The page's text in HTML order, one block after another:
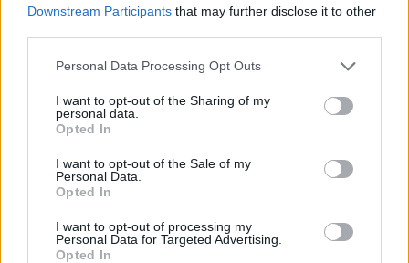
Downstream Participants that may further disclose it to other
Personal Data Processing Opt Outs
I want to opt-out of the Sharing of my
personal data.
Opted In
I want to opt-out of the Sale of my
Personal Data.
Opted In
I want to opt-out of processing my
Personal Data for Targeted Advertising.
Opted In
„Furt ve střehu.“ Manažer přírody Vilém Jurek o
26.11.2025 | PRAHA (Ekolist.cz)
Vilém Jurek je krajinný ekolog,
který zasvětil svůj profesní
končící projekt LIFE South
Moravia, jehož cílem byla obnova stepních biotopů na jižní
Moravě. Mluví o významu pastvy, invazních druzích, složitých
diplomatických jednáních s vlastníky i o tom, proč je důležité
vydržet – i když výsledky nejsou vidět hned. A také o tom, co ho k
přírodě přivedlo, proč má slabost pro Kamenný vrch a jakou roli v